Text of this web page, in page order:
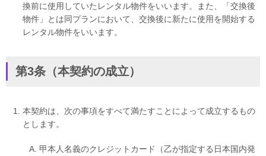
換前に使用していたレンタル物件をいいます。また、「交換後
物件」とは同プランにおいて、交換後に新たに使用を開始する
レンタル物件をいいます。
第3条（本契約の成立）
本契約は、次の事項をすべて満たすことによって成立するもの
とします。
甲本人名義のクレジットカード（乙が指定する日本国内発